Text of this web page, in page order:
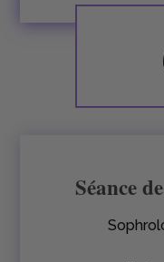
Séance